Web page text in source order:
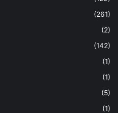
(261)
(2)
(142)
(1)
(1)
(5)
(1)